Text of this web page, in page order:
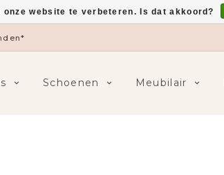
Schoenen Meubilair
onze website te verbeteren. Is dat akkoord?